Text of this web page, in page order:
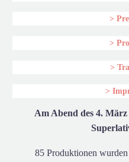
>
>
>
>
Am Abend des 4.
85 Produktionen